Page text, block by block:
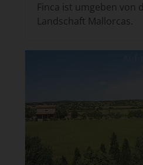
Finca ist umgeben von
Landschaft Mallorcas.